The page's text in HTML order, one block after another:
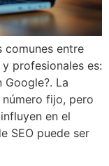
comunes entre
profesionales es:
La
fijo, pero
en el
SEO puede ser